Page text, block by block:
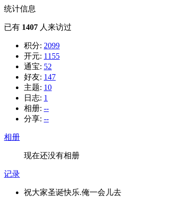
统计信息
已有 1407 人来访过
积分: 2099
开元: 1155
通宝: 52
好友: 147
主题: 10
日志: 1
相册: --
分享: --
相册
现在还没有相册
记录
祝大家圣诞快乐.俺一会儿去